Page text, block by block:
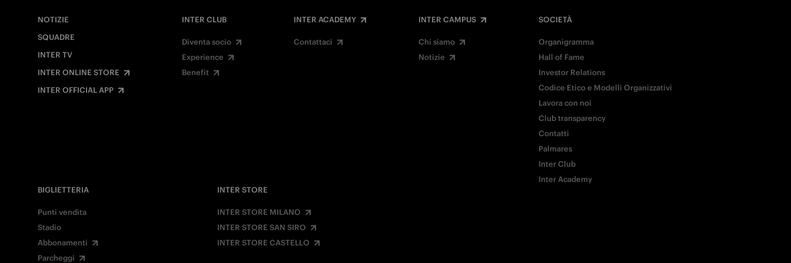
NOTIZIE
SQUADRE
INTER TV
INTER ONLINE STORE
INTER OFFICIAL APP
INTER CLUB
Diventa socio
Experience
Benefit
INTER ACADEMY
Contattaci
INTER CAMPUS
Chi siamo
Notizie
SOCIETÀ
Organigramma
Hall of Fame
Investor Relations
Codice Etico e Modelli Organizzativi
Lavora con noi
Club transparency
Contatti
Palmares
Inter Club
Inter Academy
BIGLIETTERIA
Punti vendita
Stadio
Abbonamenti
Parcheggi
INTER STORE
INTER STORE MILANO
INTER STORE SAN SIRO
INTER STORE CASTELLO